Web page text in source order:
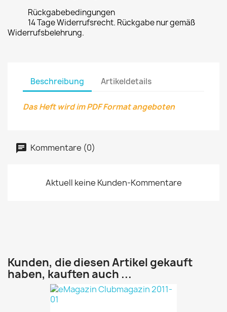
Rückgabebedingungen
14 Tage Widerrufsrecht. Rückgabe nur gemäß
Widerrufsbelehrung.
Beschreibung Artikeldetails
Das Heft wird im PDF Format angeboten
Kommentare (0)
Aktuell keine Kunden-Kommentare
Kunden, die diesen Artikel gekauft
haben, kauften auch ...